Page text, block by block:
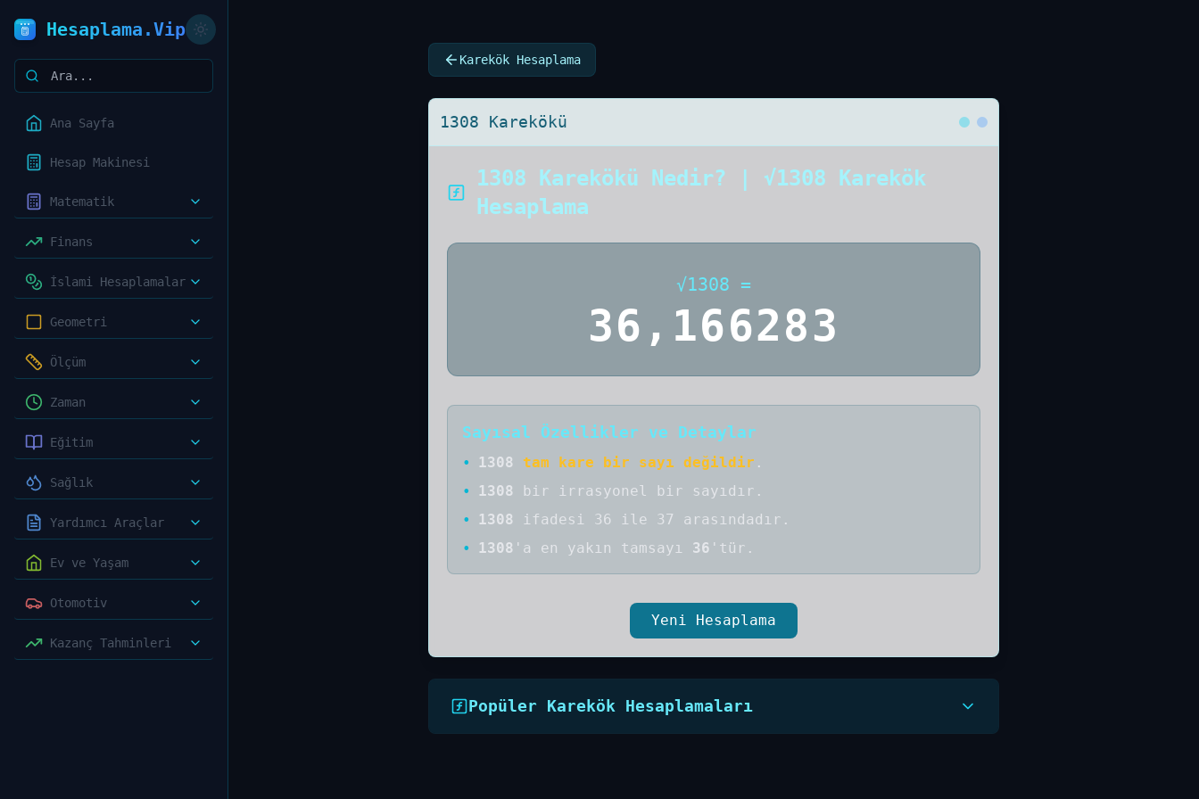
Hesaplama.Vip
Ana Sayfa
Hesap Makinesi
Matematik
Finans
İslami Hesaplamalar
Geometri
Ölçüm
Zaman
Eğitim
Sağlık
Yardımcı Araçlar
Ev ve Yaşam
Otomotiv
Kazanç Tahminleri
Karekök Hesaplama
1308 Karekökü
1308 Karekökü Nedir? | √1308 Karekök
Hesaplama
√1308 =
36,166283
Sayısal Özellikler ve Detaylar
• 1308 tam kare bir sayı değildir .
•
1308 bir irrasyonel bir sayıdır .
•
1308
ifadesi 36 ile 37 arasındadır.
•
1308 'a en yakın tamsayı 36 'tür.
Yeni Hesaplama
Popüler Karekök Hesaplamaları